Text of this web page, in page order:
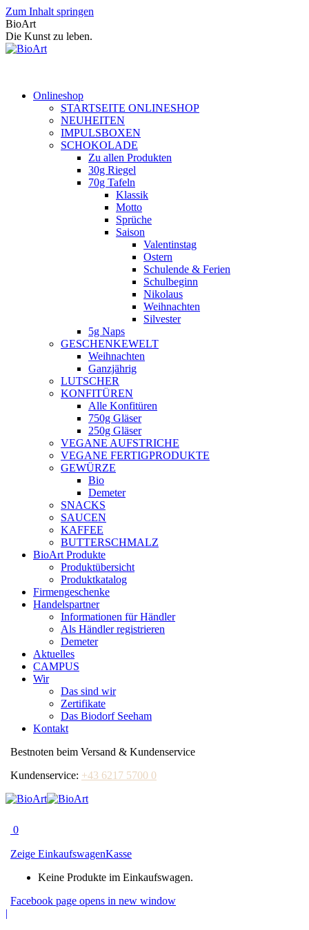
Zum Inhalt springen
BioArt
Die Kunst zu leben.
Onlineshop
STARTSEITE ONLINESHOP
NEUHEITEN
IMPULSBOXEN
SCHOKOLADE
Zu allen Produkten
30g Riegel
70g Tafeln
Klassik
Motto
Sprüche
Saison
Valentinstag
Ostern
Schulende & Ferien
Schulbeginn
Nikolaus
Weihnachten
Silvester
5g Naps
GESCHENKEWELT
Weihnachten
Ganzjährig
LUTSCHER
KONFITÜREN
Alle Konfitüren
750g Gläser
250g Gläser
VEGANE AUFSTRICHE
VEGANE FERTIGPRODUKTE
GEWÜRZE
Bio
Demeter
SNACKS
SAUCEN
KAFFEE
BUTTERSCHMALZ
BioArt Produkte
Produktübersicht
Produktkatalog
Firmengeschenke
Handelspartner
Informationen für Händler
Als Händler registrieren
Demeter
Aktuelles
CAMPUS
Wir
Das sind wir
Zertifikate
Das Biodorf Seeham
Kontakt
Bestnoten beim Versand & Kundenservice
Kundenservice: +43 6217 5700 0
0
Zeige EinkaufswagenKasse
Keine Produkte im Einkaufswagen.
Facebook page opens in new window
|